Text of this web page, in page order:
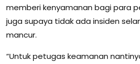
memberi kenyamanan bagi para
juga supaya tidak ada insiden
mancur.
“Untuk petugas keamanan